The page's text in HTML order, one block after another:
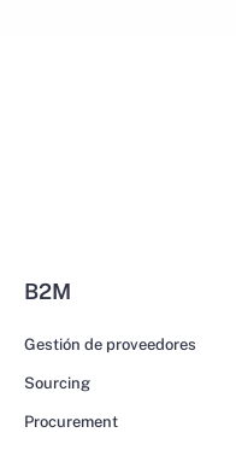
B2M
Gestión de proveedores
Sourcing
Procurement